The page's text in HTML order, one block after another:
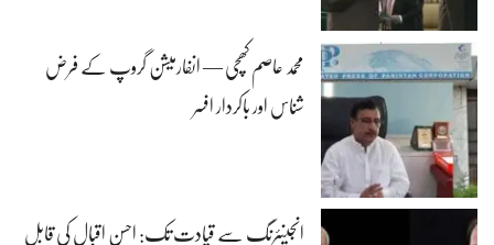
محمد عاصم کھچی — انفارمیشن گروپ کے فرض
شناس اور باکردار افسر
انجینئرنگ سے قیادت تک: احسن اقبال کی قابل